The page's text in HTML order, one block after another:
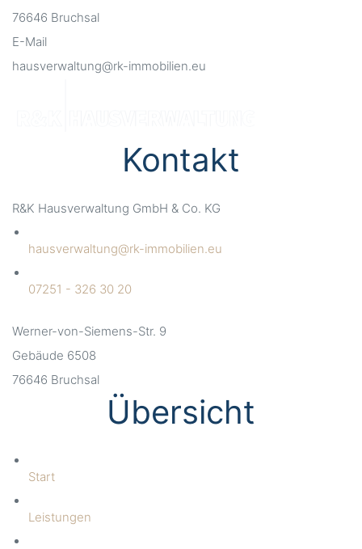
76646 Bruchsal
E-Mail
hausverwaltung@rk-immobilien.eu
Kontakt
R&K Hausverwaltung GmbH & Co. KG
hausverwaltung@rk-immobilien.eu
07251 - 326 30 20
Werner-von-Siemens-Str. 9
Gebäude 6508
76646 Bruchsal
Übersicht
Start
Leistungen